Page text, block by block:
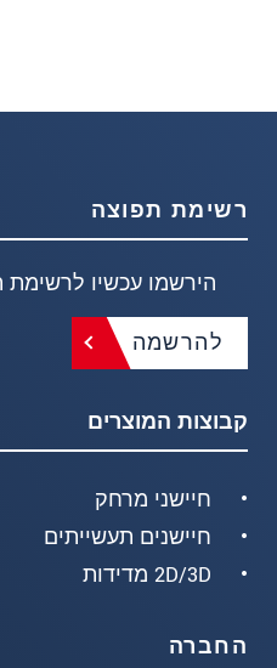
רשימת תפוצה
הירשמו עכשיו לרשימת
להרשמה
קבוצות המוצרים
חיישני מרחק
חיישנים תעשייתים
2D/3D מדידות
החברה